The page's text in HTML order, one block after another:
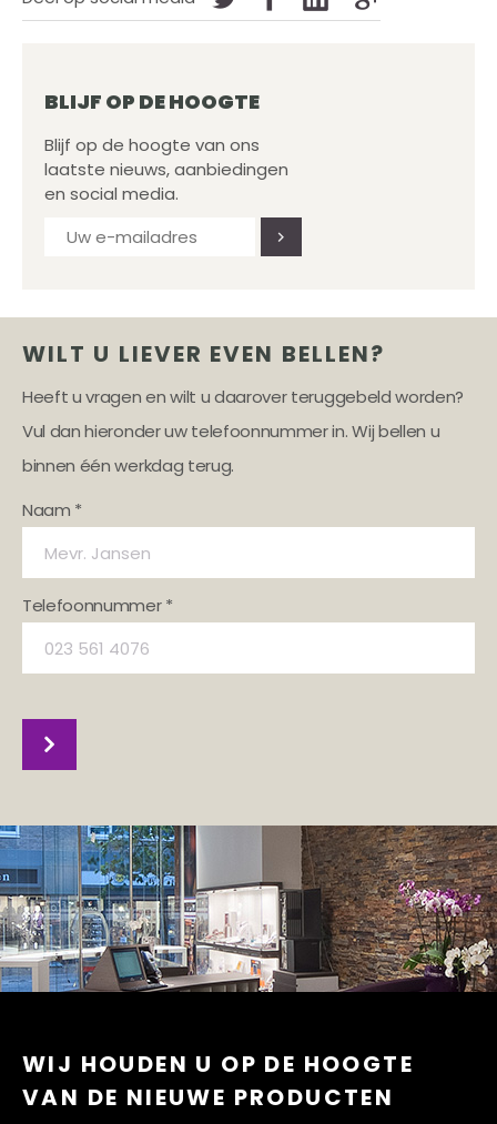
BLIJF OP DE HOOGTE
Blijf op de hoogte van ons
laatste nieuws, aanbiedingen
en social media.
WILT U LIEVER EVEN BELLEN?
Heeft u vragen en wilt u daarover teruggebeld worden?
Vul dan hieronder uw telefoonnummer in. Wij bellen u
binnen één werkdag terug.
Naam *
Telefoonnummer *
WIJ HOUDEN U OP DE HOOGTE
VAN DE NIEUWE PRODUCTEN